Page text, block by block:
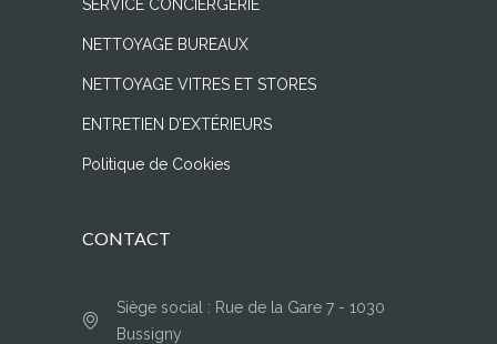
SERVICE CONCIERGERIE
NETTOYAGE BUREAUX
NETTOYAGE VITRES ET STORES
ENTRETIEN D’EXTÉRIEURS
Politique de Cookies
CONTACT
Siège social : Rue de la Gare 7 - 1030
Bussigny